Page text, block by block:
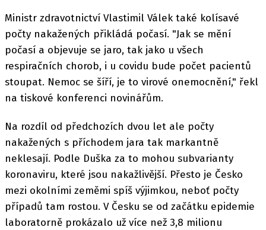
Ministr zdravotnictví Vlastimil Válek také kolísavé
počty nakažených přikládá počasí. "Jak se mění
počasí a objevuje se jaro, tak jako u všech
respiračních chorob, i u covidu bude počet pacientů
stoupat. Nemoc se šíří, je to virové onemocnění," řekl
na tiskové konferenci novinářům.
Na rozdíl od předchozích dvou let ale počty
nakažených s příchodem jara tak markantně
neklesají. Podle Duška za to mohou subvarianty
koronaviru, které jsou nakažlivější. Přesto je Česko
mezi okolními zeměmi spíš výjimkou, neboť počty
případů tam rostou. V Česku se od začátku epidemie
laboratorně prokázalo už více než 3,8 milionu